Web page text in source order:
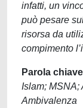
infatti, un
può pesare
risorsa da
compimento
Parola chiave
Islam;
Ambivalenza